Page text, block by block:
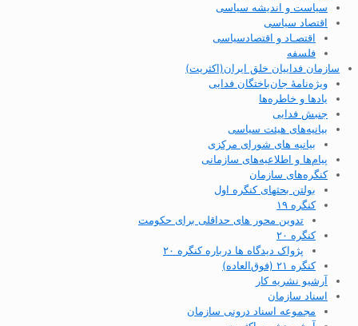
سیاست و اندیشه سیاسی
اقتصاد سیاسی
اقتصـاد و اقتصاد‌سیاسی
فلسفه
سازمان فداییان خلق ایران(اکثریت)
ویژه‌نامهٔ جان‌باختگان فدایی
یادها و خاطره‌ها
جنبش فدایی
بیانیه‌های هیئت سیاسی
بیانیه های شورای مرکزی
پیام‌ها و اطلاعیه‌های سازمانی
کنگره‌های سازمان
بولتن بحثهای کنگره اول
کنگره ۱۹
تدوین محور های حداقلی برای حکومت
کنگره ۲۰
پژواک دیدگاه ها درباره کنگره ۲۰
کنگره ۲۱ (فوق‌العاده)
آرشیو نشریه کار
اسناد سازمان
مجموعه اسناد درونی سازمان